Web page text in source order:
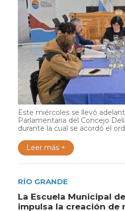
Este miércoles se llevó
Parlamentaria del Concejo
durante la cual se acordó el
Leer más +
RÍO GRANDE
La Escuela Municipal
impulsa la creación de